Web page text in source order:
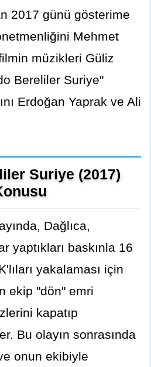
2017 günü gösterime
Mehmet
müzikleri Güliz
Bereliler Suriye"
Erdoğan Yaprak ve Ali
Suriye (2017)
Dağlıca,
yaptıkları baskınla 16
yakalaması için
ekip "dön" emri
kapatıp
Bu olayın sonrasında
onun ekibiyle